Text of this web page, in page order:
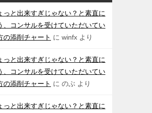
っと出来すぎじゃない？と素直に
、コンサルを受けていただいてい
の添削チャート に winfx より
っと出来すぎじゃない？と素直に
、コンサルを受けていただいてい
の添削チャート に のぶ より
っと出来すぎじゃない？と素直に